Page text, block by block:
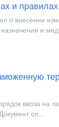
и
о внесении
и
ввоза на
оп...